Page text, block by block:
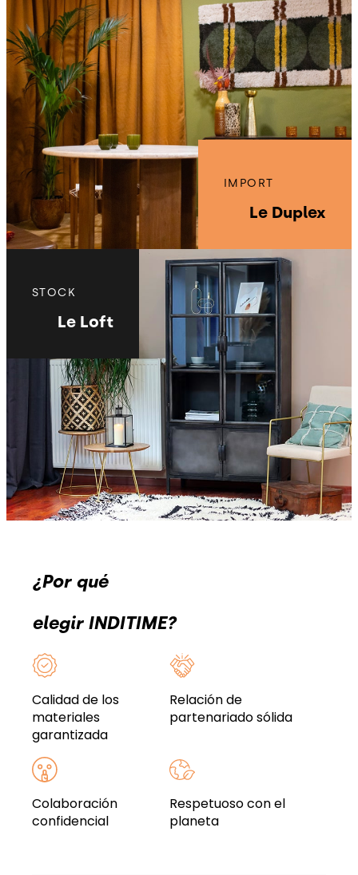
IMPORT
Le Duplex
STOCK
Le Loft
¿Por qué
elegir INDITIME?
Calidad de los
materiales
garantizada
Relación de
partenariado sólida
Colaboración
confidencial
Respetuoso con el
planeta